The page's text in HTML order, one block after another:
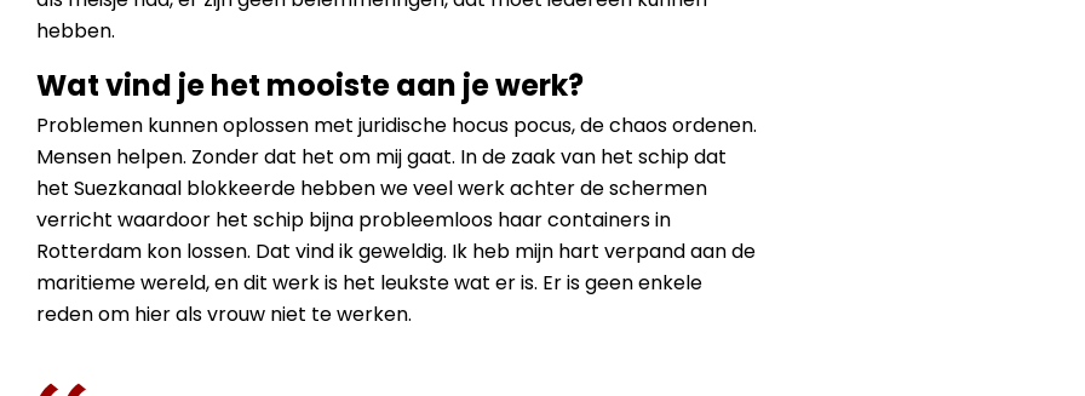
hebben.
Wat vind je het mooiste aan je werk?
Problemen kunnen oplossen met juridische hocus pocus, de chaos ordenen.
Mensen helpen. Zonder dat het om mij gaat. In de zaak van het schip dat
het Suezkanaal blokkeerde hebben we veel werk achter de schermen
verricht waardoor het schip bijna probleemloos haar containers in
Rotterdam kon lossen. Dat vind ik geweldig. Ik heb mijn hart verpand aan de
maritieme wereld, en dit werk is het leukste wat er is. Er is geen enkele
reden om hier als vrouw niet te werken.